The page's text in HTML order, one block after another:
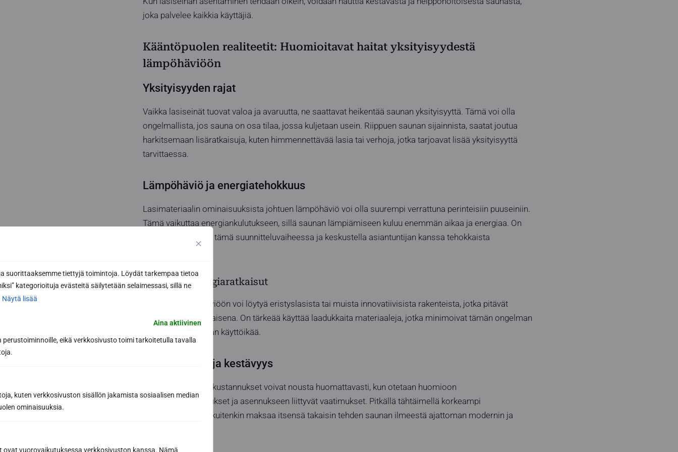
suorittaaksemme tiettyjä toimintoja. Löydät tarkempaa tietoa
kategorioituja evästeitä säilytetään selaimessasi, sillä ne
Näytä lisää
Aina aktiivinen
eikä verkkosivusto toimi tarkoitetulla tavalla
kuten verkkosivuston sisällön jakamista sosiaalisen median
ominaisuuksia.
vuorovaikutuksessa verkkosivuston kanssa. Nämä
joka palvelee kaikkia käyttäjiä.
Kääntöpuolen realiteetit: Huomioitavat haitat yksityisyydestä
lämpöhäviöön
Yksityisyyden rajat
Vaikka lasiseinät tuovat valoa ja avaruutta, ne saattavat heikentää saunan yksityisyyttä. Tämä voi olla
ongelmallista, jos sauna on osa tilaa, jossa kuljetaan usein. Riippuen saunan sijainnista, saatat joutua
harkitsemaan lisäratkaisuja, kuten himmennettävää lasia tai verhoja, jotka tarjoavat lisää yksityisyyttä
tarvittaessa.
Lämpöhäviö ja energiatehokkuus
Lasimateriaalin ominaisuuksista johtuen lämpöhäviö voi olla suurempi verrattuna perinteisiin puuseiniin.
Tämä vaikuttaa energiankulutukseen, sillä saunan lämpiämiseen kuluu enemmän aikaa ja energiaa. On
tärkeää huomioida tämä suunnitteluvaiheessa ja keskustella asiantuntijan kanssa tehokkaista
Eristys ja energiaratkaisut
Ratkaisu lämpöhäviöön voi löytyä eristyslasista tai muista innovatiivisista rakenteista, jotka pitävät
sisälämpötilan tasaisena. On tärkeää käyttää laadukkaita materiaaleja, jotka minimoivat tämän ongelman
ja pidentävät saunan käyttöikää.
Kustannukset ja kestävyys
Saunan lasiseinän kustannukset voivat nousta huomattavasti, kun otetaan huomioon
materiaalikustannukset ja asennukseen liittyvät vaatimukset. Pitkällä tähtäimellä korkeampi
alkuinvestointi voi kuitenkin maksaa itsensä takaisin tehden saunan ilmeestä ajattoman modernin ja